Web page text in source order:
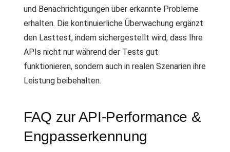
und Benachrichtigungen über erkannte Probleme
erhalten. Die kontinuierliche Überwachung ergänzt
den Lasttest, indem sichergestellt wird, dass Ihre
APIs nicht nur während der Tests gut
funktionieren, sondern auch in realen Szenarien ihre
Leistung beibehalten.
FAQ zur API-Performance &
Engpasserkennung